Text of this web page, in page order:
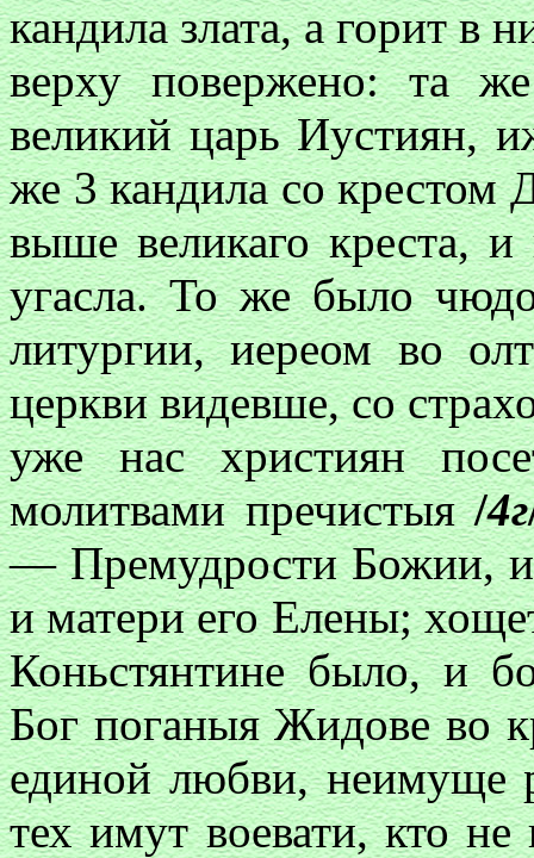
кандила злата, а горит в
верху повержено: та
великий царь Иустиян,
же 3 кандила со крестом
выше великаго креста,
угасла. То же было
литургии, иереом во
церкви видевше, со
уже нас християн
молитвами пречистыя/4г
— Премудрости Божии, и
и матери его Елены;
Коньстянтине было, и
Бог поганыя Жидове во
единой любви, неимуще
тех имут воевати, кто